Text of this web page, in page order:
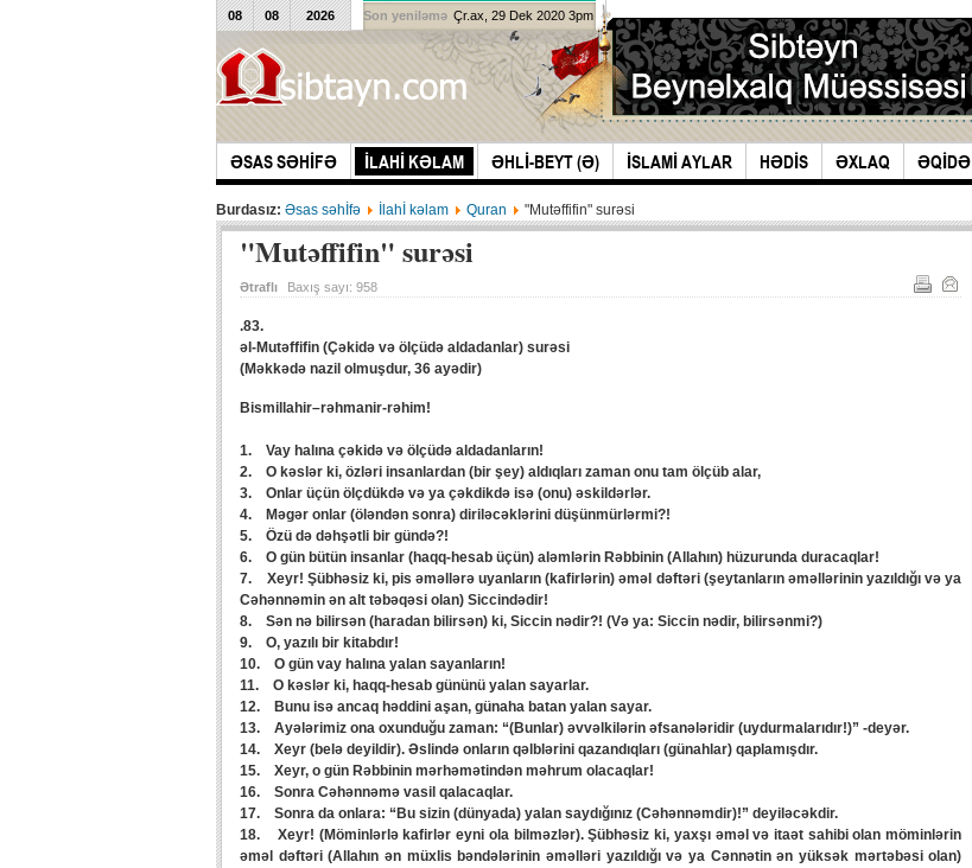
ƏSAS SƏHİFƏ İLAHİ KƏLAM ƏHLİ-BEYT (Ə) İSLAMİ AYLAR HƏDİS ƏXLAQ ƏQİDƏ
08 08 2026 Son yeniləmə Çr.ax, 29 Dek 2020 3pm
Burdasız: Əsas səhİfə İlahİ kəlam Quran "Mutəffifin" surəsi
"Mutəffifin" surəsi
Ətraflı Baxış sayı: 958
.83.
əl-Mutəffifin (Çəkidə və ölçüdə aldadanlar) surəsi
(Məkkədə nazil olmuşdur, 36 ayədir)
Bismillahir–rəhmanir-rəhim!
1. Vay halına çəkidə və ölçüdə aldadanların!
2. O kəslər ki, özləri insanlardan (bir şey) aldıqları zaman onu tam ölçüb alar,
3. Onlar üçün ölçdükdə və ya çəkdikdə isə (onu) əskildərlər.
4. Məgər onlar (öləndən sonra) diriləcəklərini düşünmürlərmi?!
5. Özü də dəhşətli bir gündə?!
6. O gün bütün insanlar (haqq-hesab üçün) aləmlərin Rəbbinin (Allahın) hüzurunda duracaqlar!
7. Xeyr! Şübhəsiz ki, pis əməllərə uyanların (kafirlərin) əməl dəftəri (şeytanların əməllərinin yazıldığı və ya
Cəhənnəmin ən alt təbəqəsi olan) Siccindədir!
8. Sən nə bilirsən (haradan bilirsən) ki, Siccin nədir?! (Və ya: Siccin nədir, bilirsənmi?)
9. O, yazılı bir kitabdır!
10. O gün vay halına yalan sayanların!
11. O kəslər ki, haqq-hesab gününü yalan sayarlar.
12. Bunu isə ancaq həddini aşan, günaha batan yalan sayar.
13. Ayələrimiz ona oxunduğu zaman: “(Bunlar) əvvəlkilərin əfsanələridir (uydurmalarıdır!)” -deyər.
14. Xeyr (belə deyildir). Əslində onların qəlblərini qazandıqları (günahlar) qaplamışdır.
15. Xeyr, o gün Rəbbinin mərhəmətindən məhrum olacaqlar!
16. Sonra Cəhənnəmə vasil qalacaqlar.
17. Sonra da onlara: “Bu sizin (dünyada) yalan saydığınız (Cəhənnəmdir)!” deyiləcəkdir.
18. Xeyr! (Möminlərlə kafirlər eyni ola bilməzlər). Şübhəsiz ki, yaxşı əməl və itaət sahibi olan möminlərin
əməl dəftəri (Allahın ən müxlis bəndələrinin əməlləri yazıldığı və ya Cənnətin ən yüksək mərtəbəsi olan)